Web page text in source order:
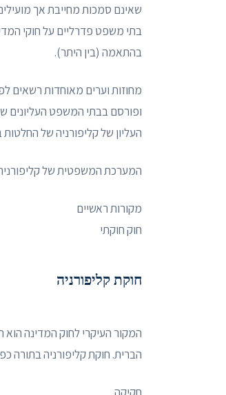
שאינם סמכות מחייבת אך
בתי משפט פדרליים על חוקי
בהתאמה (בין היתר).
מחוזות וערים מאוחדות רשאים
ופורסם בבתי המשפט העליונים
העליון של קליפורניה של
המערכת המשפטית של
מקורות ראשיים
חוק חוקתי
חוקת קליפורניה
המקור העיקרי לחוק המדינה
הברית. חוקת קליפורניה בתורה